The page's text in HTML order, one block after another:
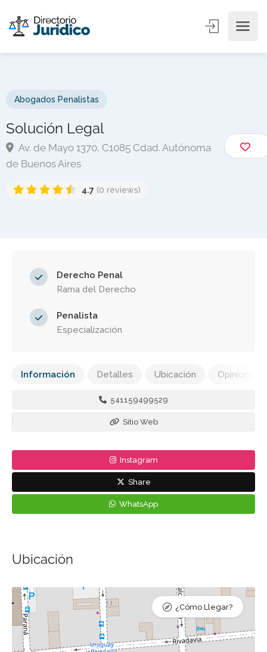
Abogados Penalistas
Solución Legal
Av. de Mayo 1370, C1085 Cdad. Autónoma
de Buenos Aires
4.7 (0 reviews)
Derecho Penal
Rama del Derecho
Penalista
Especialización
Información Detalles Ubicación Opiniones
541159499529
Sitio Web
Instagram
Share
WhatsApp
Ubicación
¿Cómo Llegar?